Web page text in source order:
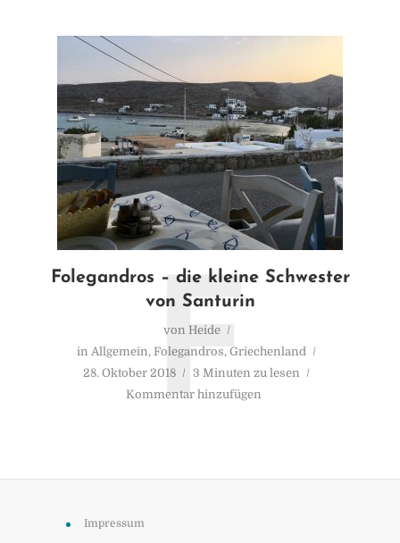
Folegandros – die kleine Schwester
von Santurin
von Heide
in Allgemein, Folegandros, Griechenland
28. Oktober 2018
3 Minuten zu lesen
Kommentar hinzufügen
F
Impressum